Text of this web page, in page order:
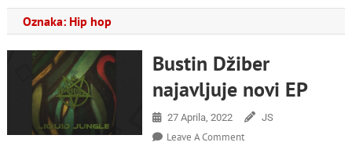
Oznaka: Hip hop
Bustin Džiber
najavljuje novi EP
27 Aprila, 2022 JS
Leave A CommentOn